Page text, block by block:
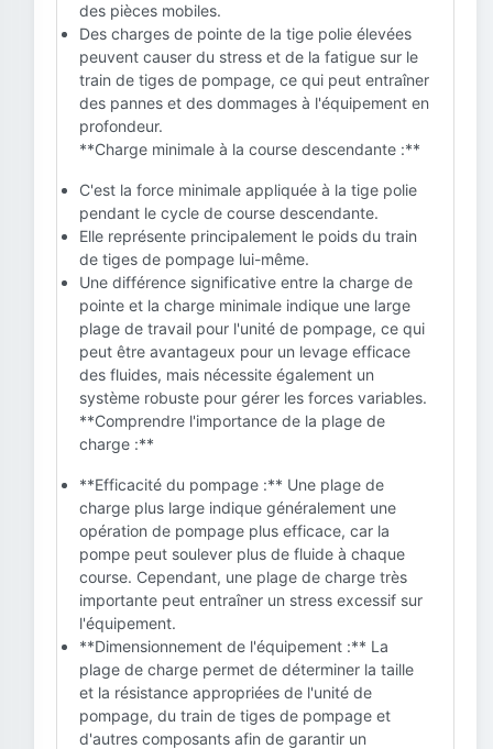
des pièces mobiles.
Des charges de pointe de la tige polie élevées
peuvent causer du stress et de la fatigue sur le
train de tiges de pompage, ce qui peut entraîner
des pannes et des dommages à l'équipement en
profondeur.
**Charge minimale à la course descendante :**
C'est la force minimale appliquée à la tige polie
pendant le cycle de course descendante.
Elle représente principalement le poids du train
de tiges de pompage lui-même.
Une différence significative entre la charge de
pointe et la charge minimale indique une large
plage de travail pour l'unité de pompage, ce qui
peut être avantageux pour un levage efficace
des fluides, mais nécessite également un
système robuste pour gérer les forces variables.
**Comprendre l'importance de la plage de
charge :**
**Efficacité du pompage :** Une plage de
charge plus large indique généralement une
opération de pompage plus efficace, car la
pompe peut soulever plus de fluide à chaque
course. Cependant, une plage de charge très
importante peut entraîner un stress excessif sur
l'équipement.
**Dimensionnement de l'équipement :** La
plage de charge permet de déterminer la taille
et la résistance appropriées de l'unité de
pompage, du train de tiges de pompage et
d'autres composants afin de garantir un